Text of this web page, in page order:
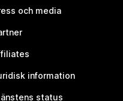
och media
information
status